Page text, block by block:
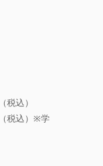
税込）
税込）※学